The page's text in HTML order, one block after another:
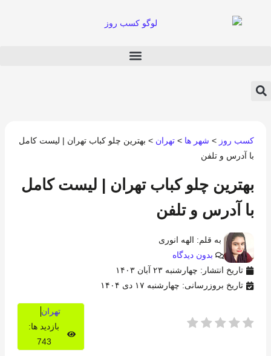
کسب روز > شهر ها > تهران > بهترین چلو کباب تهران | لیست کامل
با آدرس و تلفن
بهترین چلو کباب تهران | لیست کامل
با آدرس و تلفن
به قلم: الهه انوری
بدون دیدگاه
تاریخ انتشار: چهارشنبه ۲۳ آبان ۱۴۰۳
تاریخ بروزرسانی: چهارشنبه ۱۷ دی ۱۴۰۴
تهران
بازدید ها:
743